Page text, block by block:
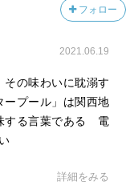
フォロー
2021.06.19
の味わいに耽溺す
プール」は関西地
する言葉である 電
詳細をみる